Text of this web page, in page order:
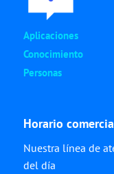
Aplicaciones
Conocimiento
Personas
Horario
Nuestra línea de
del día